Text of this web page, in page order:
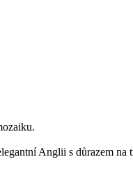
Anglii s důrazem na